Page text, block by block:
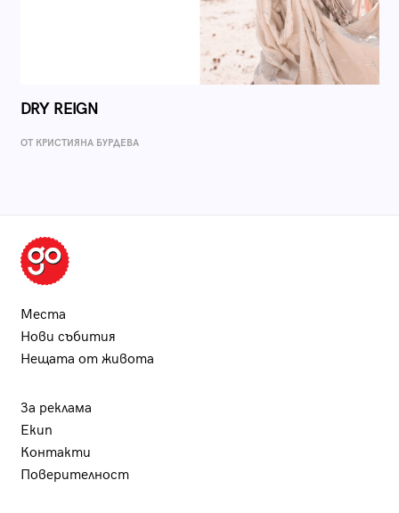
DRY REIGN
ОТ КРИСТИЯНА БУРДЕВА
Места
Нови събития
Нещата от живота
За реклама
Екип
Контакти
Поверителност